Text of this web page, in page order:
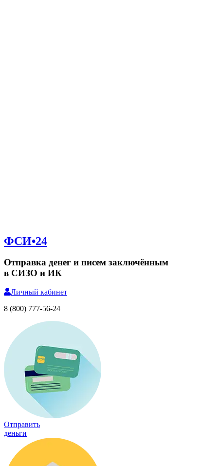
ФСИ•24
Отправка денег и писем заключённым
в СИЗО и ИК
Личный кабинет
8 (800) 777-56-24
Отправить
деньги